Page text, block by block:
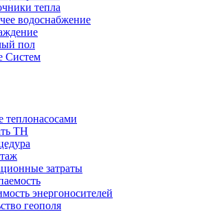
тепла
водоснабжение
пол
Систем
теплонасосами
ТН
затраты
энергоносителей
геополя